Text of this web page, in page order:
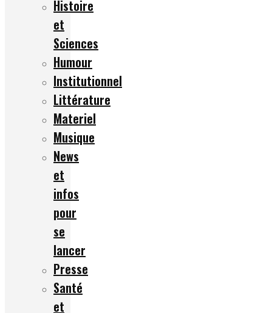
Histoire
et
Sciences
Humour
Institutionnel
Littérature
Materiel
Musique
News
et
infos
pour
se
lancer
Presse
Santé
et